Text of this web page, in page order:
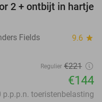
35%
2 + ontbijt in hartje
Fields 9.6 star
Regulier €221
€144
p.p.p.n. toeristenbelasting